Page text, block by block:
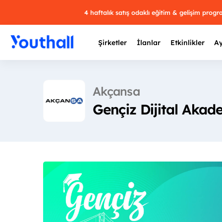
4 haftalık satış odaklı eğitim & gelişim
Şirketler İlanlar Etkinlikler
Akçansa
Gençiz Dijital